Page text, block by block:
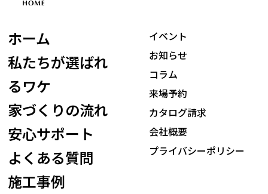
ホーム
私たちが選ばれ
るワケ
家づくりの流れ
安心サポート
よくある質問
施工事例
イベント
お知らせ
コラム
来場予約
カタログ請求
会社概要
プライバシーポリシー